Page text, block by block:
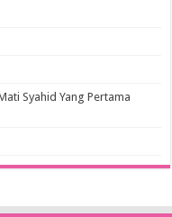
Syahid Yang Pertama